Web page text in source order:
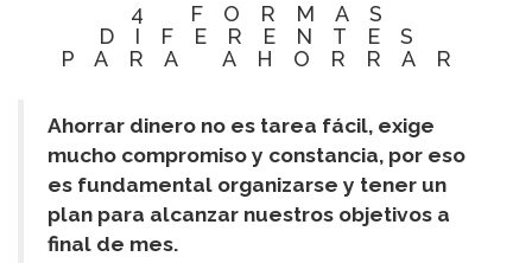
4 FORMAS
DIFERENTES
PARA AHORRAR
Ahorrar dinero no es tarea fácil, exige
mucho compromiso y constancia, por eso
es fundamental organizarse y tener un
plan para alcanzar nuestros objetivos a
final de mes.